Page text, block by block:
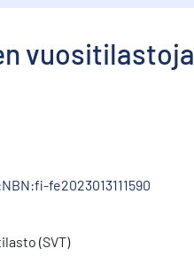
vuositilastoja
fe2023013111590
(SVT)